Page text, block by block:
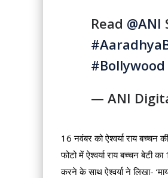
Read @ANI
#Bollywood
— ANI
16 नवंबर को ऐश्वर्या राय
फोटो में ऐश्वर्या राय बच्चन बेटी
करने के साथ ऐश्वर्या ने लिखा-